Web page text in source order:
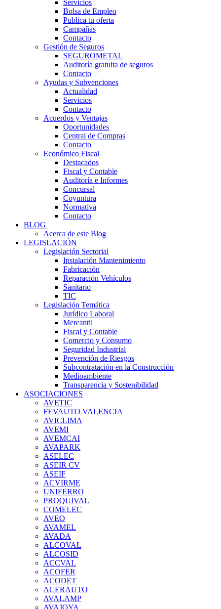
Servicios
Bolsa de Empleo
Publica tu oferta
Campañas
Contacto
Gestión de Seguros
SEGUROMETAL
Auditoría gratuita de seguros
Contacto
Ayudas y Subvenciones
Actualidad
Servicios
Contacto
Acuerdos y Ventajas
Oportunidades
Central de Compras
Contacto
Económico Fiscal
Destacados
Fiscal y Contable
Auditoría e Informes
Concursal
Coyuntura
Normativa
Contacto
BLOG
Acerca de este Blog
LEGISLACIÓN
Legislación Sectorial
Instalación Mantenimiento
Fabricación
Reparación Vehículos
Sanitario
TIC
Legislación Temática
Jurídico Laboral
Mercantil
Fiscal y Contable
Comercio y Consumo
Seguridad Industrial
Prevención de Riesgos
Subcontratación en la Construcción
Medioambiente
Transparencia y Sostenibilidad
ASOCIACIONES
AVETIC
FEVAUTO VALENCIA
AVICLIMA
AVEMI
AVEMCAI
AVAPARK
ASELEC
ASEIR CV
ASEIF
ACVIRME
UNIFERRO
PROQUIVAL
COMELEC
AVEO
AVAMEL
AVADA
ALCOVAL
ALCOSID
ACCVAL
ACOFER
ACODET
ACERAUTO
AVALAMP
AVAJOYA